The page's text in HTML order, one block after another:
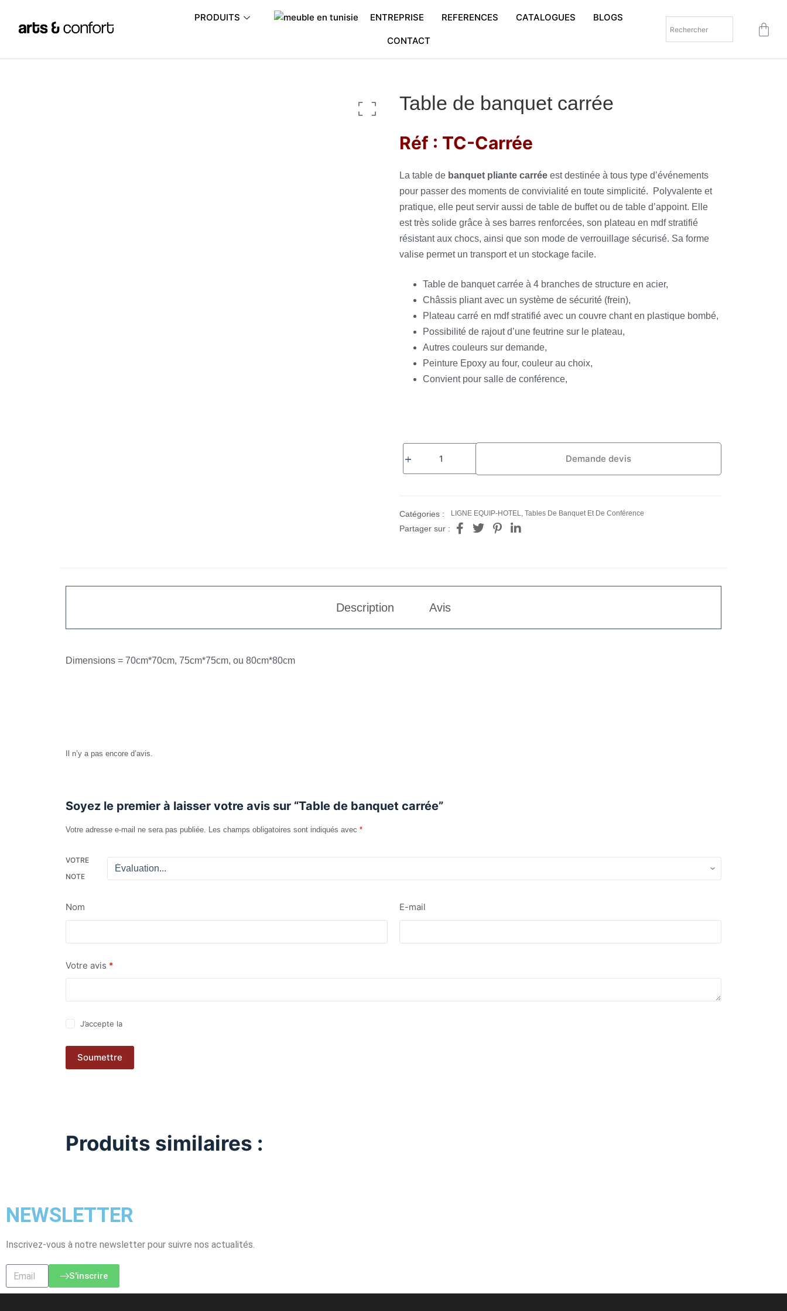
PRODUITS ENTREPRISE REFERENCES CATALOGUES BLOGS
CONTACT
Table de banquet carrée
Réf : TC-Carrée
La table de banquet pliante carrée est destinée à tous type d’événements
pour passer des moments de convivialité en toute simplicité. Polyvalente et
pratique, elle peut servir aussi de table de buffet ou de table d’appoint. Elle
est très solide grâce à ses barres renforcées, son plateau en mdf stratifié
résistant aux chocs, ainsi que son mode de verrouillage sécurisé. Sa forme
valise permet un transport et un stockage facile.
Table de banquet carrée à 4 branches de structure en acier,
Châssis pliant avec un système de sécurité (frein),
Plateau carré en mdf stratifié avec un couvre chant en plastique bombé,
Possibilité de rajout d’une feutrine sur le plateau,
Autres couleurs sur demande,
Peinture Epoxy au four, couleur au choix,
Convient pour salle de conférence,
Demande devis
Catégories : LIGNE EQUIP-HOTEL, Tables De Banquet Et De Conférence
Partager sur :
Description Avis
Dimensions = 70cm*70cm, 75cm*75cm, ou 80cm*80cm
Il n’y a pas encore d’avis.
Soyez le premier à laisser votre avis sur “Table de banquet carrée”
Votre adresse e-mail ne sera pas publiée. Les champs obligatoires sont indiqués avec *
VOTRE
NOTE
Nom E-mail
Votre avis *
J’accepte la
Soumettre
Produits similaires :
NEWSLETTER
Inscrivez-vous à notre newsletter pour suivre nos actualités.
S'inscrire